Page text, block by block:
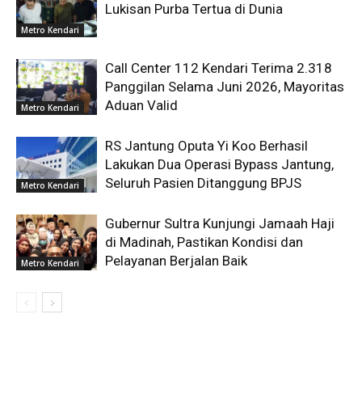
Metro Kendari
Lukisan Purba Tertua di Dunia
Metro Kendari
Call Center 112 Kendari Terima 2.318
Panggilan Selama Juni 2026, Mayoritas
Aduan Valid
Metro Kendari
RS Jantung Oputa Yi Koo Berhasil
Lakukan Dua Operasi Bypass Jantung,
Seluruh Pasien Ditanggung BPJS
Metro Kendari
Gubernur Sultra Kunjungi Jamaah Haji
di Madinah, Pastikan Kondisi dan
Pelayanan Berjalan Baik